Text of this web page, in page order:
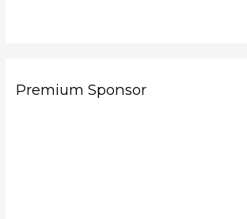
Premium Sponsor